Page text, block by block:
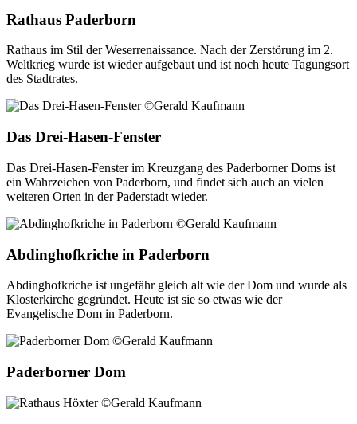
Rathaus Paderborn
Rathaus im Stil der Weserrenaissance. Nach der Zerstörung im 2.
Weltkrieg wurde ist wieder aufgebaut und ist noch heute Tagungsort
des Stadtrates.
Das Drei-Hasen-Fenster
Das Drei-Hasen-Fenster im Kreuzgang des Paderborner Doms ist
ein Wahrzeichen von Paderborn, und findet sich auch an vielen
weiteren Orten in der Paderstadt wieder.
Abdinghofkriche in Paderborn
Abdinghofkriche ist ungefähr gleich alt wie der Dom und wurde als
Klosterkirche gegründet. Heute ist sie so etwas wie der
Evangelische Dom in Paderborn.
Paderborner Dom